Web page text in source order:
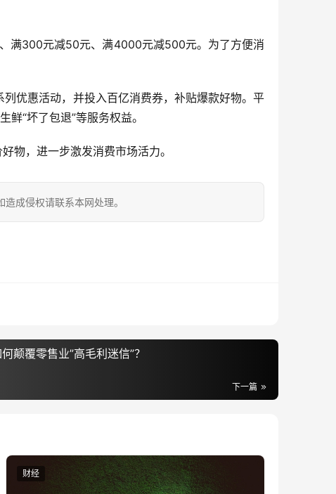
满300元减50元、满4000元减500元。为了方便消
优惠活动，并投入百亿消费券，补贴爆款好物。平
“坏了包退”等服务权益。
物，进一步激发消费市场活力。
成侵权请联系本网处理。
颠覆零售业”高毛利迷信”？
下一篇
财经